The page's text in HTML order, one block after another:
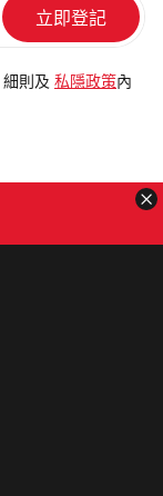
細則及 私隱政策 內